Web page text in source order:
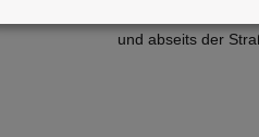
und abseits der